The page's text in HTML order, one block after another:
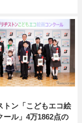
トン「こどもエコ絵
ール」4万1862点の